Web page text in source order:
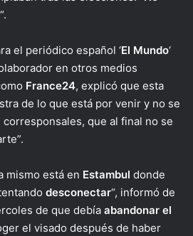
“.
el periódico español ‘El Mundo‘
en otros medios
France24, explicó que esta
de lo que está por venir y no se
que al final no se
mismo está en Estambul donde
desconectar“, informó de
de que debía abandonar el
el visado después de haber